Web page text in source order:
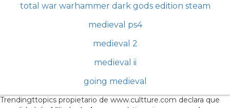
total war warhammer dark gods edition steam
medieval ps4
medieval 2
medieval ii
going medieval
Trendingttopics propietario de www.cultture.com declara que